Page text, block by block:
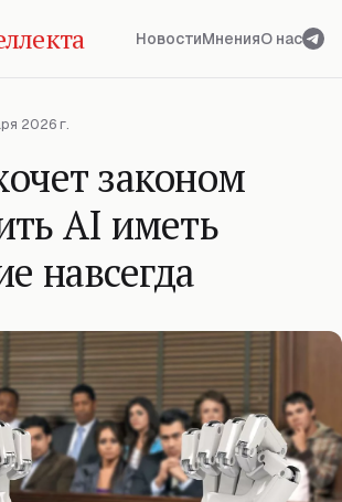
НовостиМненияО нас
2026 г.
законом
AI иметь
навсегда